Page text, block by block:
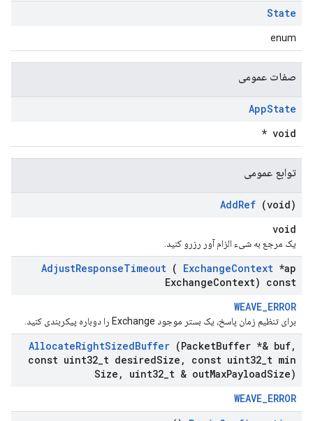
State
enum
صفات عمومی
AppState
void *
توابع عمومی
AddRef (void)
void
یک مرجع به شیء الزام آور رزرو کنید.
AdjustResponseTimeout ( ExchangeContext *ap
ExchangeContext) const
WEAVE_ERROR
برای تنظیم زمان پاسخ، یک بستر موجود Exchange را دوباره پیکربندی کنید.
AllocateRightSizedBuffer (PacketBuffer *& buf,
const uint32 t desiredSize , const uint32 t min
Size , uint32 t & outMaxPayloadSize)
WEAVE_ERROR